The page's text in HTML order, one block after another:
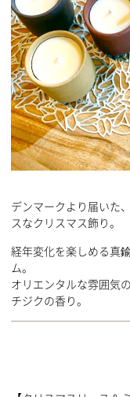
デンマークより届いた
スなクリスマス飾り。
経年変化を楽しめる真
ム。
オリエンタルな雰囲気
チジクの香り。